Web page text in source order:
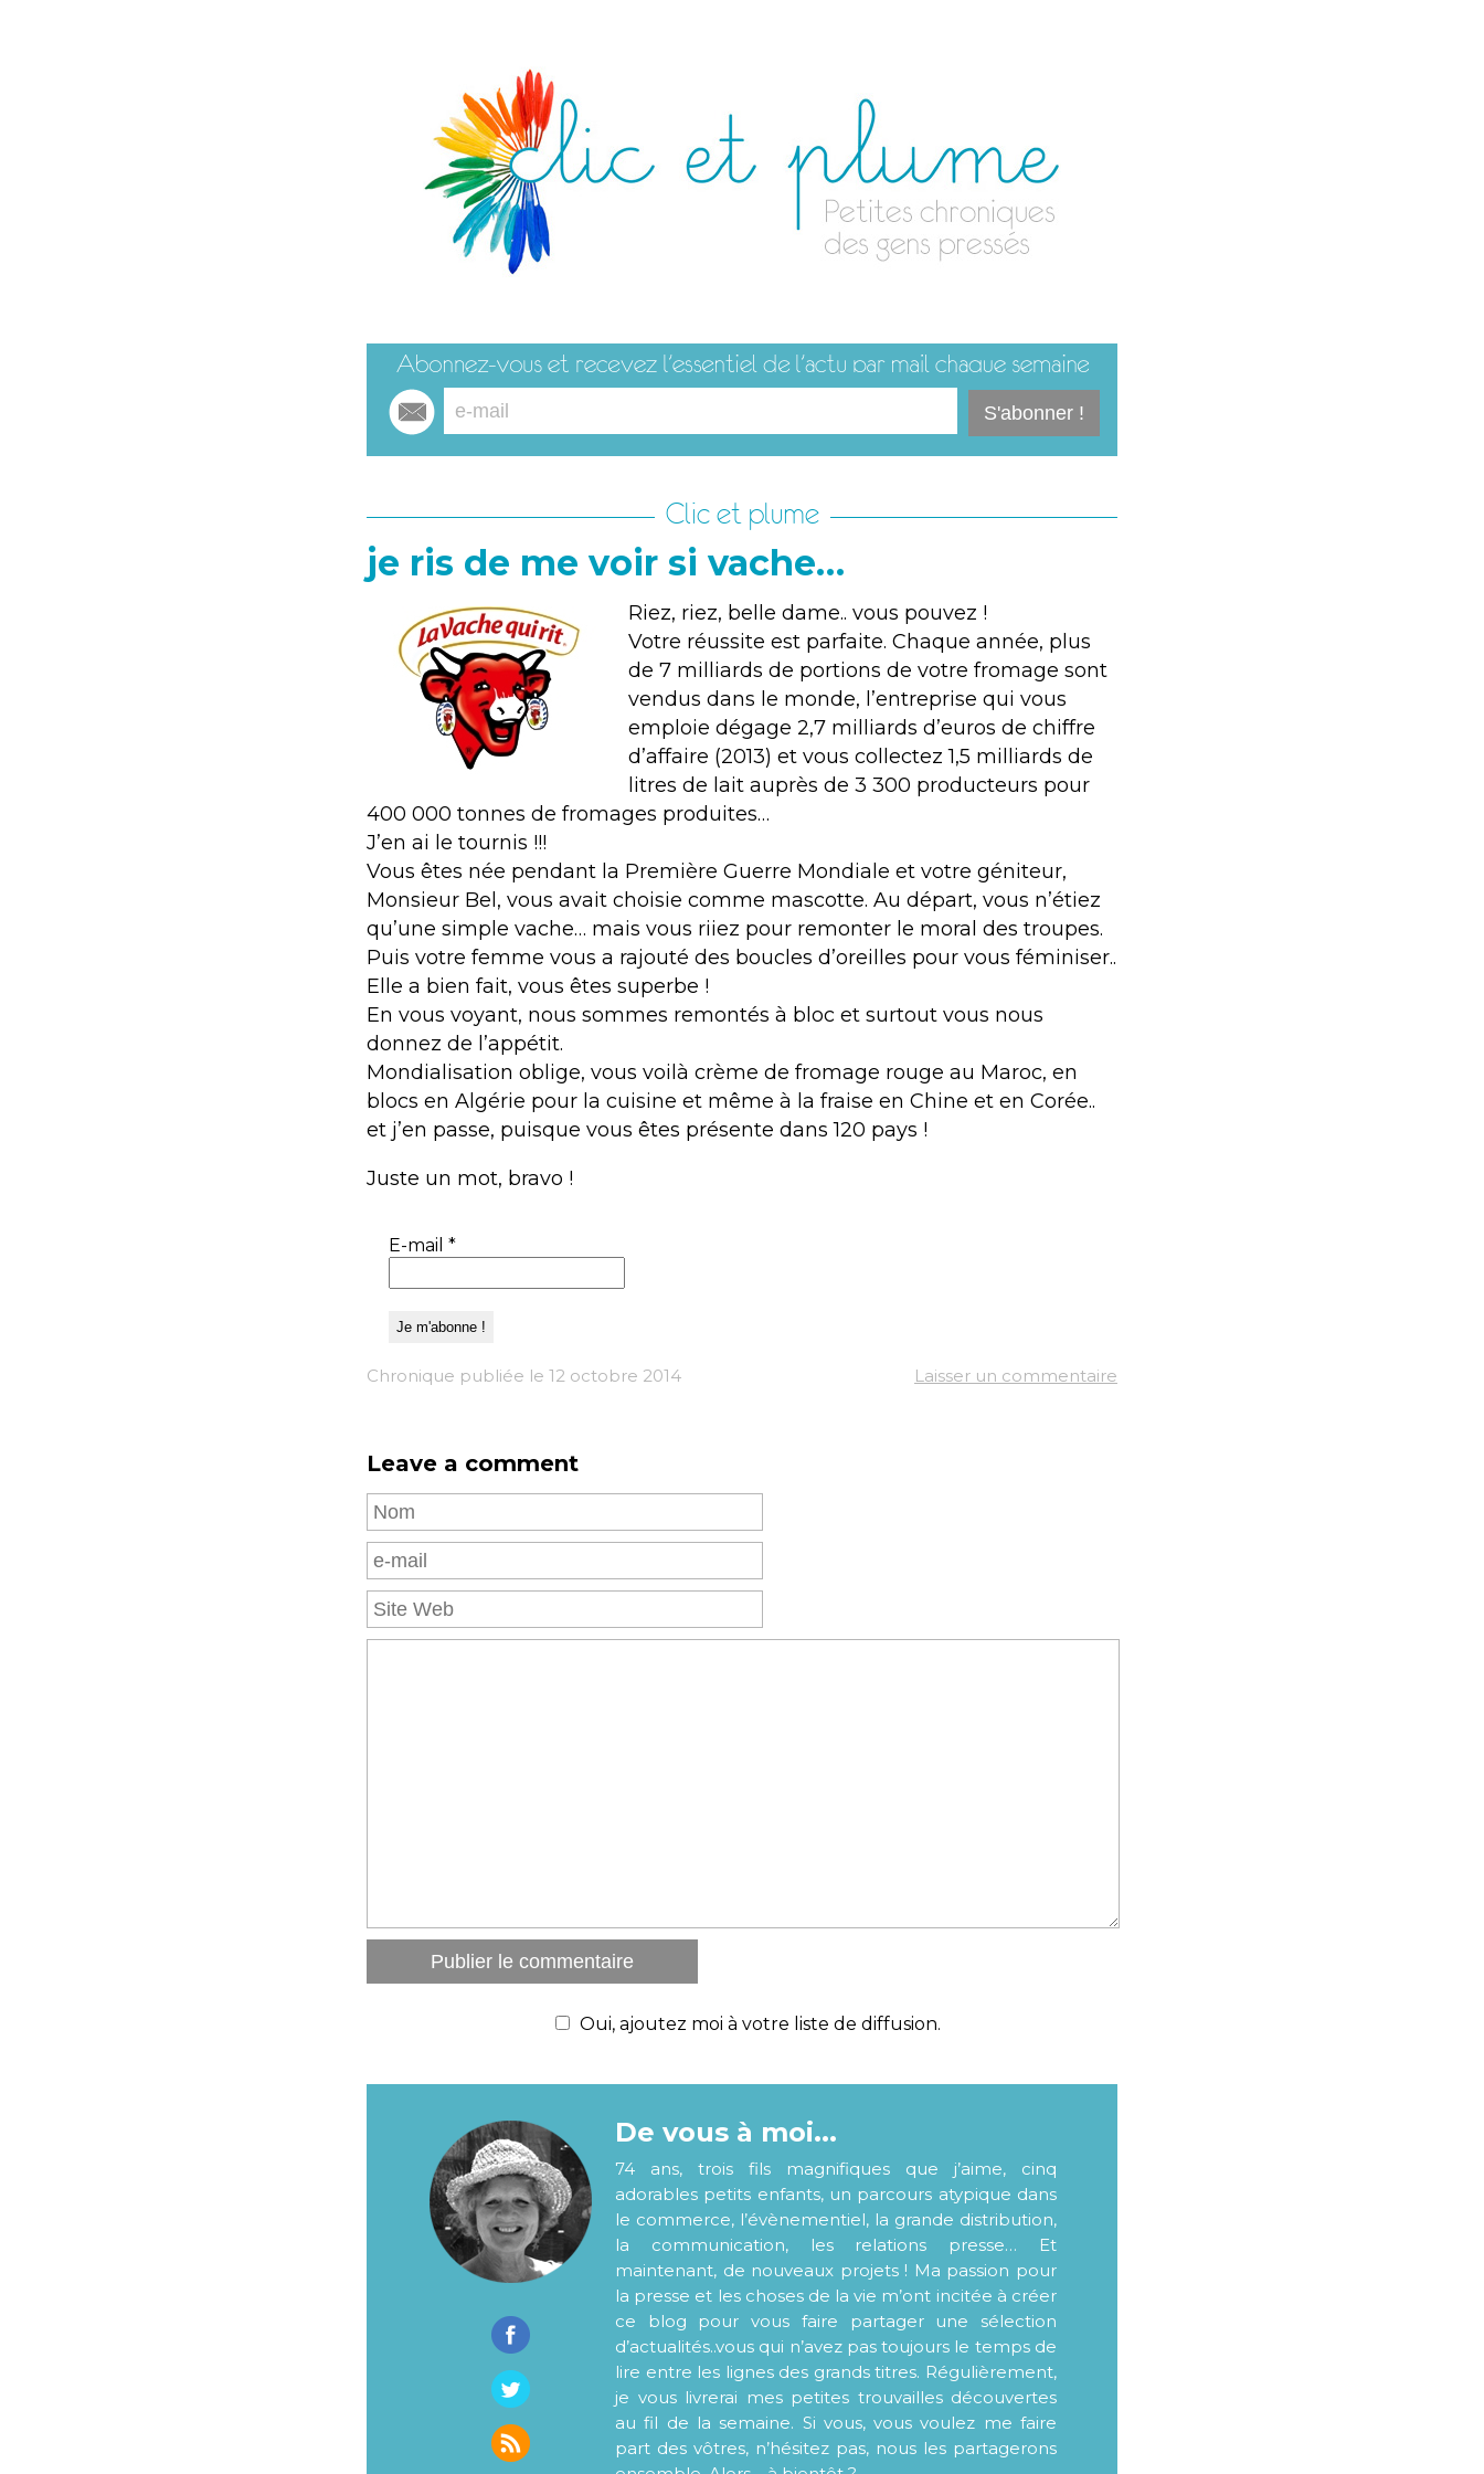
Clic et plume
je ris de me voir si vache…
Riez, riez, belle dame.. vous pouvez !
Votre réussite est parfaite. Chaque année, plus
de 7 milliards de portions de votre fromage sont
vendus dans le monde, l’entreprise qui vous
emploie dégage 2,7 milliards d’euros de chiffre
d’affaire (2013) et vous collectez 1,5 milliards de
litres de lait auprès de 3 300 producteurs pour
400 000 tonnes de fromages produites…
J’en ai le tournis !!!
Vous êtes née pendant la Première Guerre Mondiale et votre géniteur,
Monsieur Bel, vous avait choisie comme mascotte. Au départ, vous n’étiez
qu’une simple vache… mais vous riiez pour remonter le moral des troupes.
Puis votre femme vous a rajouté des boucles d’oreilles pour vous féminiser..
Elle a bien fait, vous êtes superbe !
En vous voyant, nous sommes remontés à bloc et surtout vous nous
donnez de l’appétit.
Mondialisation oblige, vous voilà crème de fromage rouge au Maroc, en
blocs en Algérie pour la cuisine et même à la fraise en Chine et en Corée..
et j’en passe, puisque vous êtes présente dans 120 pays !
Juste un mot, bravo !
E-mail *
Chronique publiée le 12 octobre 2014 Laisser un commentaire
Leave a comment
Oui, ajoutez moi à votre liste de diffusion.
De vous à moi...
74 ans, trois fils magnifiques que j’aime, cinq
adorables petits enfants, un parcours atypique dans
le commerce, l’évènementiel, la grande distribution,
la communication, les relations presse… Et
maintenant, de nouveaux projets ! Ma passion pour
la presse et les choses de la vie m’ont incitée à créer
ce blog pour vous faire partager une sélection
d’actualités..vous qui n’avez pas toujours le temps de
lire entre les lignes des grands titres. Régulièrement,
je vous livrerai mes petites trouvailles découvertes
au fil de la semaine. Si vous, vous voulez me faire
part des vôtres, n’hésitez pas, nous les partagerons